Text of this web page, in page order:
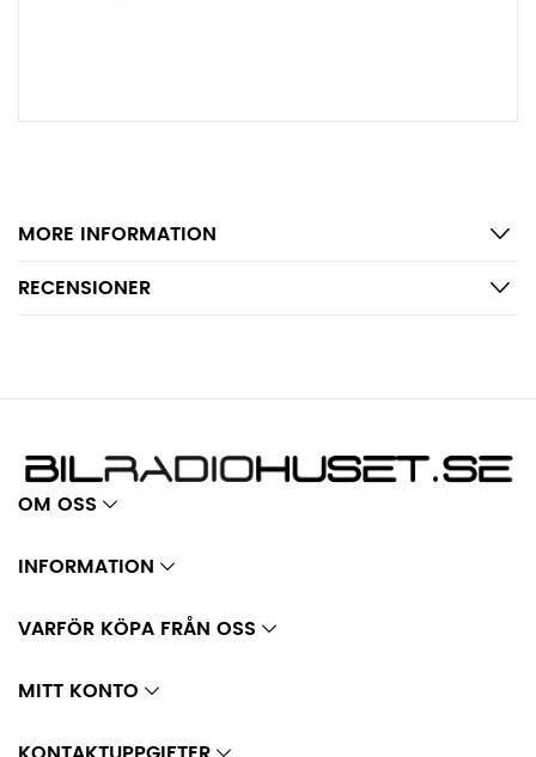
MORE INFORMATION
RECENSIONER
OM OSS
INFORMATION
VARFÖR KÖPA FRÅN OSS
MITT KONTO